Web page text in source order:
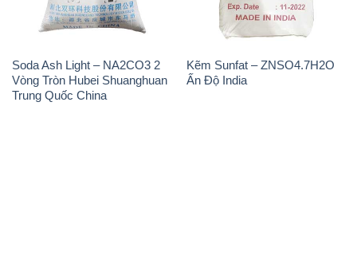
Soda Ash Light – NA2CO3 2
Vòng Tròn Hubei Shuanghuan
Trung Quốc China
Kẽm Sunfat – ZNSO4.7H2O
Ấn Độ India